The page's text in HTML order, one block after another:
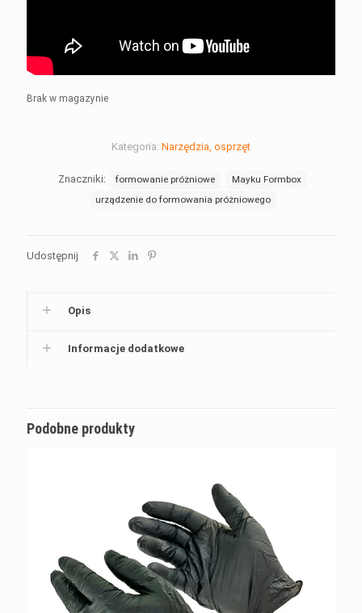
Brak w magazynie
Kategoria: Narzędzia, osprzęt
Znaczniki: formowanie próżniowe
Mayku Formbox
urządzenie do formowania próżniowego
Udostępnij
Opis
Informacje dodatkowe
Podobne produkty